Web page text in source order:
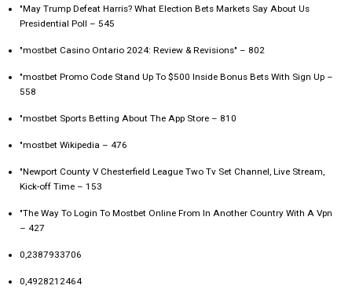
"May Trump Defeat Harris? What Election Bets Markets Say About Us
Presidential Poll – 545
"mostbet Casino Ontario 2024: Review & Revisions" – 802
"mostbet Promo Code Stand Up To $500 Inside Bonus Bets With Sign Up –
558
"‎mostbet Sports Betting About The App Store – 810
"mostbet Wikipedia – 476
"Newport County V Chesterfield League Two Tv Set Channel, Live Stream,
Kick-off Time – 153
"The Way To Login To Mostbet Online From In Another Country With A Vpn
– 427
0,2387933706
0,4928212464